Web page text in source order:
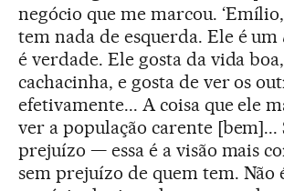
negócio que me marcou.
tem nada de esquerda. Ele é um
é verdade. Ele gosta da vida
cachacinha, e gosta de ver os
efetivamente... A coisa que ele
ver a população carente [bem]...
prejuízo — essa é a visão mais
sem prejuízo de quem tem. Não